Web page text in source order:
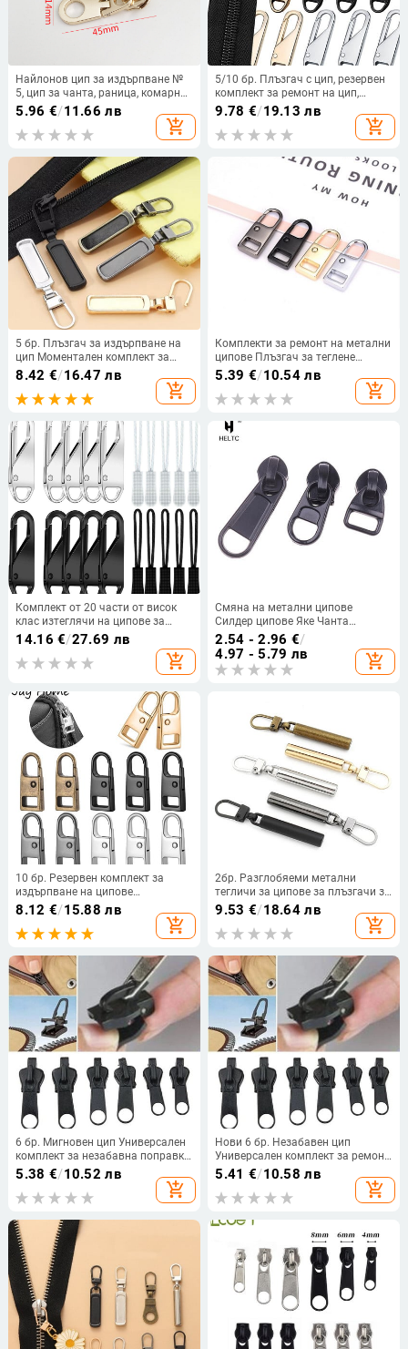
Найлонов цип за издърпване №
5, цип за чанта, раница, комарник
за палатка, универсален цип за
ученическа чанта
5.96 €/11.66 лв
add_shopping_cart
5/10 бр. Плъзгач с цип, резервен
комплект за ремонт на цип,
метален цип, фиксатор на
дръжката за якета, раница, глава
с цип
9.78 €/19.13 лв
add_shopping_cart
5 бр. Плъзгач за издърпване на
цип Моментален комплект за
ремонт на цип Замяна на
счупена катарама Пътна чанта
Куфар Глава с цип Направи си
8.42 €/16.47 лв
add_shopping_cart
Комплекти за ремонт на метални
ципове Плъзгач за теглене
Незабавна смяна на цип за
счупена катарама Пътна чанта
Куфар Глава с цип за облекло
5.39 €/10.54 лв
add_shopping_cart
Комплект от 20 части от висок
клас изтеглячи на ципове за
ремонт на ципове,
висококачествена смяна на
ушите за издърпване на багаж,
подходящи за куфари и раници
14.16 €/27.69 лв
add_shopping_cart
Смяна на метални ципове
Силдер ципове Яке Чанта
Портмоне Джобове Ремонт на
ципове Глави Комплекти за
ремонт Направи си сам
аксесоари за шиене на дрехи
2.54 - 2.96 €/
4.97 - 5.79 лв
add_shopping_cart
10 бр. Резервен комплект за
издърпване на ципове
Разглобяеми универсални
метални езичета за издърпване
на ципове Комплект за ремонт
8.12 €/15.88 лв
add_shopping_cart
2бр. Разглобяеми метални
тегличи за ципове за плъзгачи за
ципове Ципове на главата
Ремонтни комплекти Език за
издърпване на цип Направи си
9.53 €/18.64 лв
add_shopping_cart
6 бр. Мигновен цип Универсален
комплект за незабавна поправка
Резервен цип Плъзгач Зъбци
Многофункционален цип за
смяна на дрехи
5.38 €/10.52 лв
add_shopping_cart
Нови 6 бр. Незабавен цип
Универсален комплект за ремонт
на ципове за незабавна
поправка Резервен цип Плъзгач
за спасяване на зъби Нов дизайн
5.41 €/10.58 лв
add_shopping_cart